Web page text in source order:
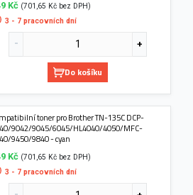
Kč (701,65 Kč bez DPH)
3 - 7 pracovních dní
Do košíku
toner pro Brother TN-135C DCP-
9042/9045/6045/HL4040/4050/MFC-
9450/9840 - cyan
Kč (701,65 Kč bez DPH)
3 - 7 pracovních dní